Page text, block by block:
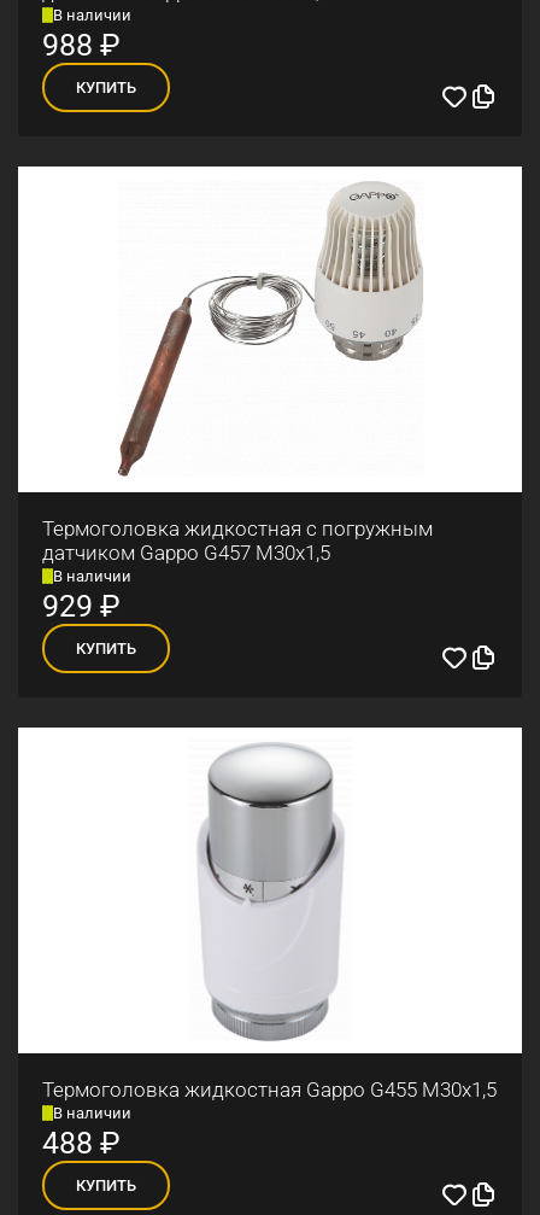
В наличии
988 ₽
КУПИТЬ
Термоголовка жидкостная с погружным
датчиком Gappo G457 М30x1,5
В наличии
929 ₽
КУПИТЬ
Термоголовка жидкостная Gappo G455 М30x1,5
В наличии
488 ₽
КУПИТЬ